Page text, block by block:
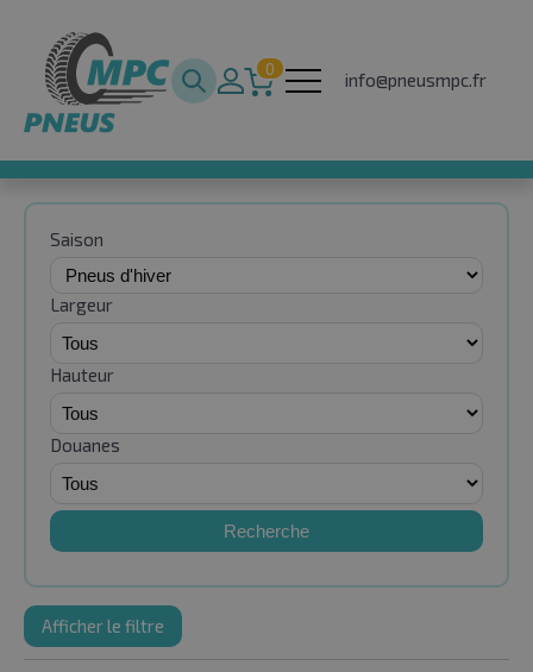
0
info@pneusmpc.fr
Saison
Largeur
Hauteur
Douanes
Recherche
Afficher le filtre